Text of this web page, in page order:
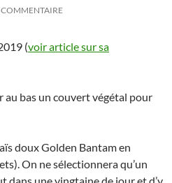
COMMENTAIRE
(voir article sur sa
au bas un couvert végétal pour
doux Golden Bantam en
On ne sélectionnera qu’un